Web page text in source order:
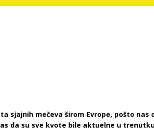
sjajnih mečeva širom Evrope, pošto
da su sve kvote bile aktuelne u